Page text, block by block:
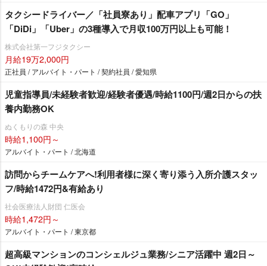
タクシードライバー／「社員寮あり」配車アプリ「GO」
「DiDi」「Uber」の3種導入で月収100万円以上も可能！
株式会社第一フジタクシー
月給19万2,000円
正社員 / アルバイト・パート / 契約社員 / 愛知県
児童指導員/未経験者歓迎/経験者優遇/時給1100円/週2日からの扶
養内勤務OK
ぬくもりの森 中央
時給1,100円～
アルバイト・パート / 北海道
訪問からチームケアへ!利用者様に深く寄り添う入所介護スタッ
フ/時給1472円&有給あり
社会医療法人財団 仁医会
時給1,472円～
アルバイト・パート / 東京都
超高級マンションのコンシェルジュ業務/シニア活躍中 週2日～